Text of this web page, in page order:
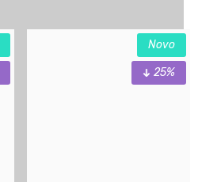
Novo
25%